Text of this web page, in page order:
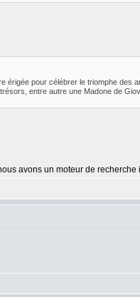
érigée pour célébrer le triomphe
entre autre une Madone de
avons un moteur de